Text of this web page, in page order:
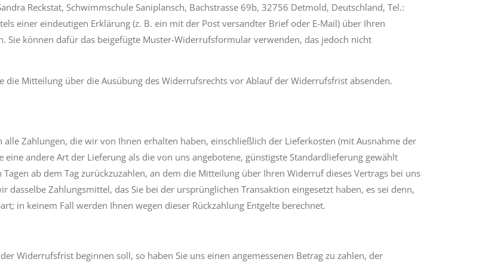
Reckstat, Schwimmschule Saniplansch, Bachstrasse 69b, 32756 Detmold, Deutschland, Tel.:
einer eindeutigen Erklärung (z. B. ein mit der Post versandter Brief oder E-Mail) über Ihren
Sie können dafür das beigefügte Muster-Widerrufsformular verwenden, das jedoch nicht
die Mitteilung über die Ausübung des Widerrufsrechts vor Ablauf der Widerrufsfrist absenden.
Zahlungen, die wir von Ihnen erhalten haben, einschließlich der Lieferkosten (mit Ausnahme der
eine andere Art der Lieferung als die von uns angebotene, günstigste Standardlieferung gewählt
ab dem Tag zurückzuzahlen, an dem die Mitteilung über Ihren Widerruf dieses Vertrags bei uns
dasselbe Zahlungsmittel, das Sie bei der ursprünglichen Transaktion eingesetzt haben, es sei denn,
in keinem Fall werden Ihnen wegen dieser Rückzahlung Entgelte berechnet.
Widerrufsfrist beginnen soll, so haben Sie uns einen angemessenen Betrag zu zahlen, der